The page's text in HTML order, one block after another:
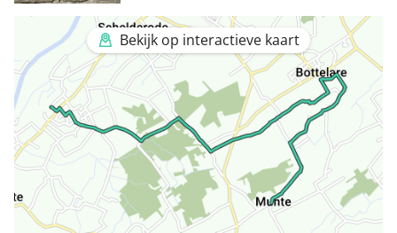
Bekijk op interactieve kaart